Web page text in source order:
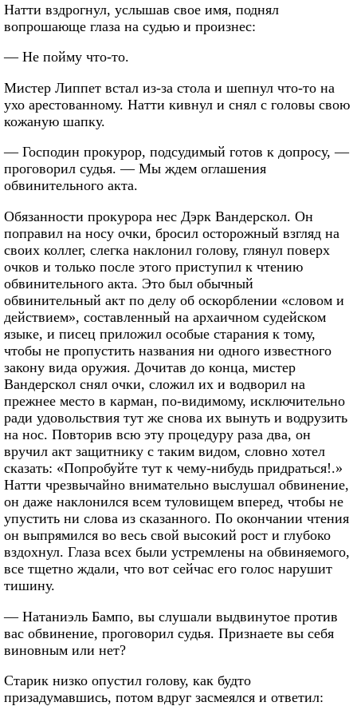
Натти вздрогнул, услышав свое имя, поднял
вопрошающе глаза на судью и произнес:
— Не пойму что-то.
Мистер Липпет встал из-за стола и шепнул что-то на
ухо арестованному. Натти кивнул и снял с головы свою
кожаную шапку.
— Господин прокурор, подсудимый готов к допросу, —
проговорил судья. — Мы ждем оглашения
обвинительного акта.
Обязанности прокурора нес Дэрк Вандерскол. Он
поправил на носу очки, бросил осторожный взгляд на
своих коллег, слегка наклонил голову, глянул поверх
очков и только после этого приступил к чтению
обвинительного акта. Это был обычный
обвинительный акт по делу об оскорблении «словом и
действием», составленный на архаичном судейском
языке, и писец приложил особые старания к тому,
чтобы не пропустить названия ни одного известного
закону вида оружия. Дочитав до конца, мистер
Вандерскол снял очки, сложил их и водворил на
прежнее место в карман, по-видимому, исключительно
ради удовольствия тут же снова их вынуть и водрузить
на нос. Повторив всю эту процедуру раза два, он
вручил акт защитнику с таким видом, словно хотел
сказать: «Попробуйте тут к чему-нибудь придраться!.»
Натти чрезвычайно внимательно выслушал обвинение,
он даже наклонился всем туловищем вперед, чтобы не
упустить ни слова из сказанного. По окончании чтения
он выпрямился во весь свой высокий рост и глубоко
вздохнул. Глаза всех были устремлены на обвиняемого,
все тщетно ждали, что вот сейчас его голос нарушит
тишину.
— Натаниэль Бампо, вы слушали выдвинутое против
вас обвинение, проговорил судья. Признаете вы себя
виновным или нет?
Старик низко опустил голову, как будто
призадумавшись, потом вдруг засмеялся и ответил: